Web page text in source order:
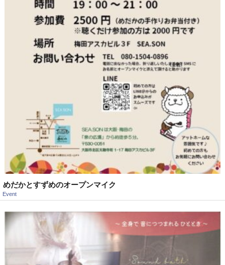
めだかとすずめのオープンマイク
Event